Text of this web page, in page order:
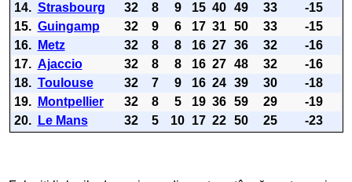
14. Strasbourg 32 8 9 15 40 49 33
-15
15. Guingamp 32 9 6 17 31 50 33
-15
16.
Metz 32 8 8 16 27 36 32
-16
17. Ajaccio 32 8 8 16 27 48 32
-16
18. Toulouse 32 7 9 16 24 39 30
-18
19.
Montpellier 32 8 5 19 36 59 29
-19
20.
Le Mans 32 5 10 17 22 50 25 -23